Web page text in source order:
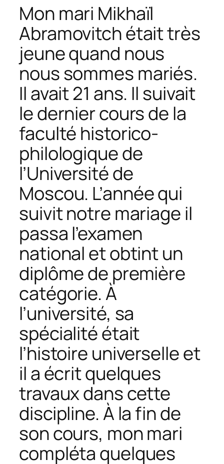
Mon mari Mikhaïl
Abramovitch était très
jeune quand nous
nous sommes mariés.
Il avait 21 ans. Il suivait
le dernier cours de la
faculté historico-
philologique de
l’Université de
Moscou. L’année qui
suivit notre mariage il
passa l’examen
national et obtint un
diplôme de première
catégorie. À
l’université, sa
spécialité était
l’histoire universelle et
il a écrit quelques
travaux dans cette
discipline. À la fin de
son cours, mon mari
compléta quelques